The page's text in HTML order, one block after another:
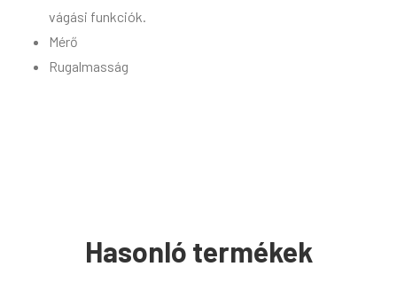
vágási funkciók.
Mérő
Rugalmasság
Hasonló termékek